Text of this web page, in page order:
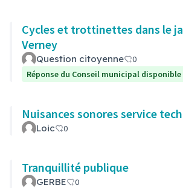
Cycles et trottinettes dans le
Verney
Question citoyenne
0
Réponse du Conseil municipal disponible
Nuisances sonores service
Loic 0
Tranquillité publique
GERBE 0